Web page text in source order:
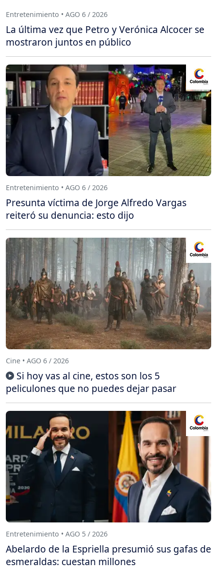
Entretenimiento • AGO 6 / 2026
La última vez que Petro y Verónica Alcocer se
mostraron juntos en público
Entretenimiento • AGO 6 / 2026
Presunta víctima de Jorge Alfredo Vargas
reiteró su denuncia: esto dijo
Cine • AGO 6 / 2026
Si hoy vas al cine, estos son los 5
peliculones que no puedes dejar pasar
Entretenimiento • AGO 5 / 2026
Abelardo de la Espriella presumió sus gafas de
esmeraldas: cuestan millones